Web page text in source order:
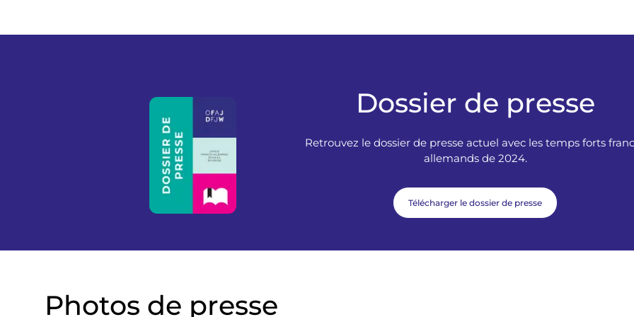
Dossier de presse
Retrouvez le dossier de presse actuel avec les temps forts
allemands de 2024.
Télécharger le dossier de presse
Photos de presse